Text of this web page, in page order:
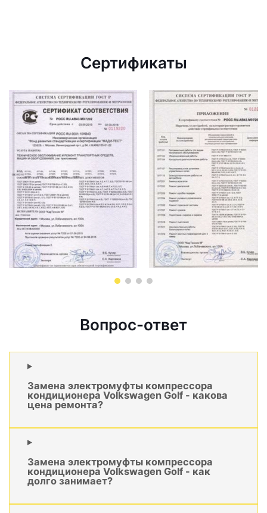
Сертификаты
Вопрос-ответ
Замена электромуфты компрессора
кондиционера Volkswagen Golf - какова
цена ремонта?
Замена электромуфты компрессора
кондиционера Volkswagen Golf - как
долго занимает?